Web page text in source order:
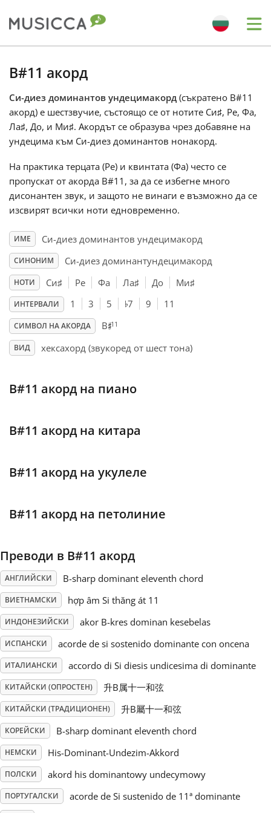
Български
Dansk
Deutsch
Español
Français
한국어
Русский
Svenska
Tiếng Việt
Türkçe
简体中文
繁體中文
B#11 акорд
Си-диез доминантов ундецимакорд (съкратено B#11
акорд) е шестзвучие, състоящо се от нотите Си♯, Ре, Фа,
Ла♯, До, и Ми♯. Акордът се образува чрез добавяне на
ундецима към Си-диез доминантов нонакорд.
На практика терцата (Ре) и квинтата (Фа) често се
пропускат от акорда B#11, за да се избегне много
дисонантен звук, и защото не винаги е възможно да се
изсвирят всички ноти едновременно.
ИМЕ Си-диез доминантов ундецимакорд
СИНОНИМ Си-диез доминантундецимакорд
НОТИ Си♯ Ре Фа Ла♯ До Ми♯
ИНТЕРВАЛИ 1 3 5 ♭7 9 11
СИМВОЛ НА АКОРДА B♯11
ВИД хексахорд (звукоред от шест тона)
B#11 акорд на пиано
B#11 акорд на китара
B#11 акорд на укулеле
B#11 акорд на петолиние
Преводи в B#11 акорд
АНГЛИЙСКИ B-sharp dominant eleventh chord
ВИЕТНАМСКИ hợp âm Si thăng át 11
ИНДОНЕЗИЙСКИ akor B-kres dominan kesebelas
ИСПАНСКИ acorde de si sostenido dominante con oncena
ИТАЛИАНСКИ accordo di Si diesis undicesima di dominante
КИТАЙСКИ (ОПРОСТЕН) 升B属十一和弦
КИТАЙСКИ (ТРАДИЦИОНЕН) 升B屬十一和弦
КОРЕЙСКИ B-sharp dominant eleventh chord
НЕМСКИ His-Dominant-Undezim-Akkord
ПОЛСКИ akord his dominantowy undecymowy
ПОРТУГАЛСКИ acorde de Si sustenido de 11ª dominante